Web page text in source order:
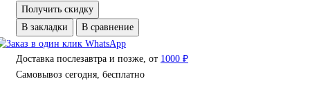
Получить скидку
В закладки
В сравнение
Доставка послезавтра и позже, от 1000 ₽
Самовывоз сегодня, бесплатно